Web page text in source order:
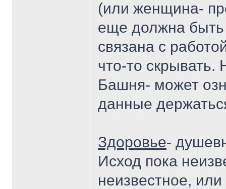
(или женщина-
еще должна быть
связана с
что-то
Башня- может
данные
Здоровье-
Исход пока
неизвестное,